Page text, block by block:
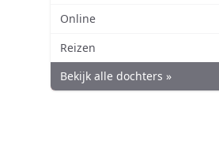
Online
Reizen
Bekijk alle dochters »